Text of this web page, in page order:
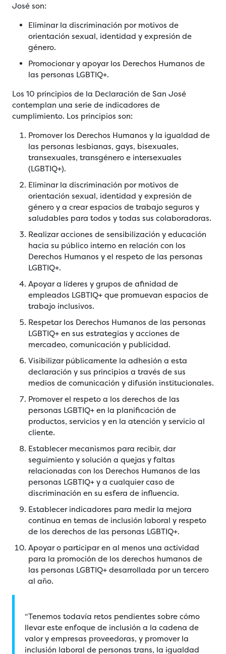
José son:
Eliminar la discriminación por motivos de
orientación sexual, identidad y expresión de
género.
Promocionar y apoyar los Derechos Humanos de
las personas LGBTIQ+.
Los 10 principios de la Declaración de San José
contemplan una serie de indicadores de
cumplimiento. Los principios son:
Promover los Derechos Humanos y la igualdad de
las personas lesbianas, gays, bisexuales,
transexuales, transgénero e intersexuales
(LGBTIQ+).
Eliminar la discriminación por motivos de
orientación sexual, identidad y expresión de
género y a crear espacios de trabajo seguros y
saludables para todos y todas sus colaboradoras.
Realizar acciones de sensibilización y educación
hacia su público interno en relación con los
Derechos Humanos y el respeto de las personas
LGBTIQ+.
Apoyar a líderes y grupos de afinidad de
empleados LGBTIQ+ que promuevan espacios de
trabajo inclusivos.
Respetar los Derechos Humanos de las personas
LGBTIQ+ en sus estrategias y acciones de
mercadeo, comunicación y publicidad.
Visibilizar públicamente la adhesión a esta
declaración y sus principios a través de sus
medios de comunicación y difusión institucionales.
Promover el respeto a los derechos de las
personas LGBTIQ+ en la planificación de
productos, servicios y en la atención y servicio al
cliente.
Establecer mecanismos para recibir, dar
seguimiento y solución a quejas y faltas
relacionadas con los Derechos Humanos de las
personas LGBTIQ+ y a cualquier caso de
discriminación en su esfera de influencia.
Establecer indicadores para medir la mejora
continua en temas de inclusión laboral y respeto
de los derechos de las personas LGBTIQ+.
Apoyar o participar en al menos una actividad
para la promoción de los derechos humanos de
las personas LGBTIQ+ desarrollada por un tercero
al año.
“Tenemos todavía retos pendientes sobre cómo
llevar este enfoque de inclusión a la cadena de
valor y empresas proveedoras, y promover la
inclusión laboral de personas trans, la igualdad